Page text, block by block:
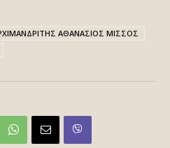
ΑΘΑΝΑΣΙΟΣ ΜΙΣΣΟΣ